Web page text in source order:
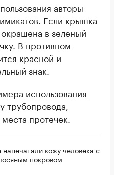
авторы
Если крышка
в зеленый
В противном
красной и
знак.
использования
трубопровода,
протечек.
кожу человека с
покровом